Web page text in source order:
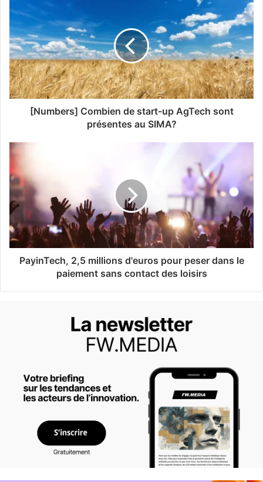
[Numbers] Combien de start-up AgTech sont
présentes au SIMA?
PayinTech, 2,5 millions d'euros pour peser dans le
paiement sans contact des loisirs